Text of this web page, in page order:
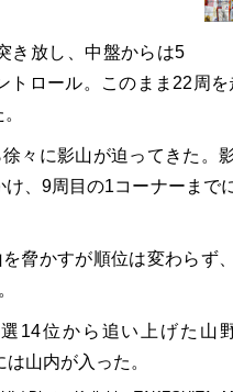
き放し、中盤からは5
トロール。このまま22周
々に影山が迫ってきた。
、9周目の1コーナーまで
脅かすが順位は変わらず、
14位から追い上げた山
山内が入った。